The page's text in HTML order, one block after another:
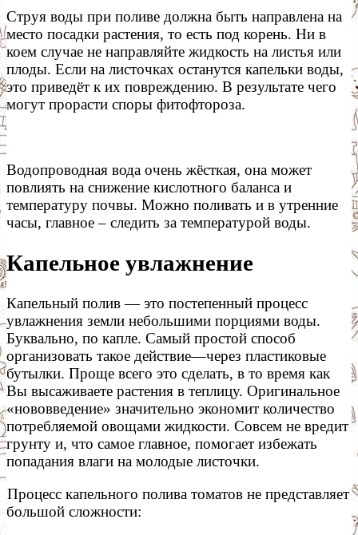
Струя воды при поливе должна быть направлена на
место посадки растения, то есть под корень. Ни в
коем случае не направляйте жидкость на листья или
плоды. Если на листочках останутся капельки воды,
это приведёт к их повреждению. В результате чего
могут прорасти споры фитофтороза.
Водопроводная вода очень жёсткая, она может
повлиять на снижение кислотного баланса и
температуру почвы. Можно поливать и в утренние
часы, главное – следить за температурой воды.
Капельное увлажнение
Капельный полив — это постепенный процесс
увлажнения земли небольшими порциями воды.
Буквально, по капле. Самый простой способ
организовать такое действие—через пластиковые
бутылки. Проще всего это сделать, в то время как
Вы высаживаете растения в теплицу. Оригинальное
«нововведение» значительно экономит количество
потребляемой овощами жидкости. Совсем не вредит
грунту и, что самое главное, помогает избежать
попадания влаги на молодые листочки.
Процесс капельного полива томатов не представляет
большой сложности: